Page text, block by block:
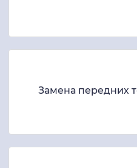
Замена передних